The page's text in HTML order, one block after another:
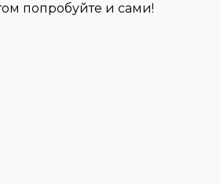
попробуйте и сами!